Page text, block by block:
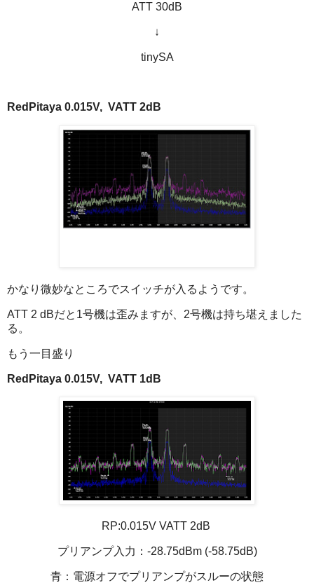
ATT 30dB
↓
tinySA
RedPitaya 0.015V, VATT 2dB
かなり微妙なところでスイッチが入るようです。
ATT 2 dBだと1号機は歪みますが、2号機は持ち堪えました
る。
もう一目盛り
RedPitaya 0.015V, VATT 1dB
RP:0.015V VATT 2dB
プリアンプ入力：-28.75dBm (-58.75dB)
青：電源オフでプリアンプがスルーの状態